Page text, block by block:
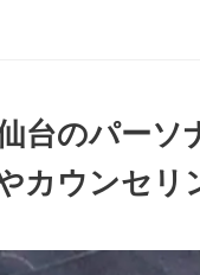
仙台のパー
カウンセリ